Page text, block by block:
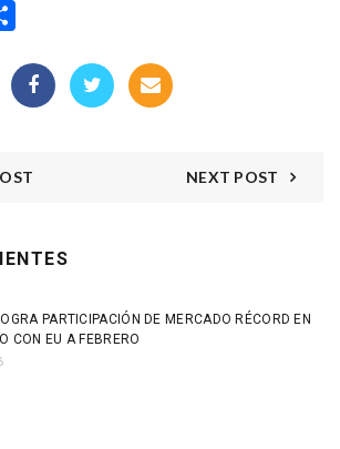
NEXT POST
PARTICIPACIÓN DE MERCADO RÉCORD EN
CON EU A FEBRERO